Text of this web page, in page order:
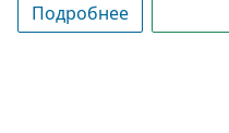
Подробнее